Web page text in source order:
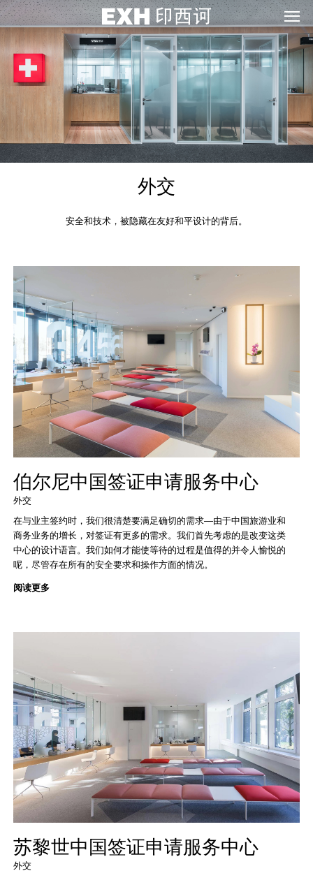
外交
安全和技术，被隐藏在友好和平设计的背后。
伯尔尼中国签证申请服务中心
外交
在与业主签约时，我们很清楚要满足确切的需求—由于中国旅游业和
商务业务的增长，对签证有更多的需求。我们首先考虑的是改变这类
中心的设计语言。我们如何才能使等待的过程是值得的并令人愉悦的
呢，尽管存在所有的安全要求和操作方面的情况。
阅读更多
苏黎世中国签证申请服务中心
外交